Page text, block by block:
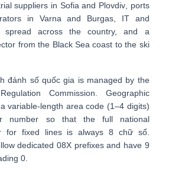
suppliers in Sofia and Plovdiv, ports
in Varna and Burgas
IT and
spread across the country, and a
from the Black Sea coast to the ski
đánh số quốc gia is managed by the
Commission. Geographic
variable-length area code (1–4 digits)
number so that the full national
for fixed lines is always 8 chữ số.
dedicated 08X prefixes and have 9
0.